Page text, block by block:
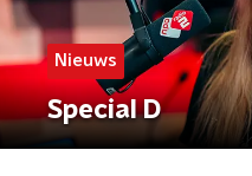
Nieuws
Special D